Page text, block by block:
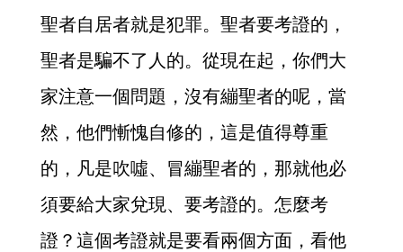
聖者自居者就是犯罪。聖者要考證的，
聖者是騙不了人的。從現在起，你們大
家注意一個問題，沒有繃聖者的呢，當
然，他們慚愧自修的，這是值得尊重
的，凡是吹噓、冒繃聖者的，那就他必
須要給大家兌現、要考證的。怎麼考
證？這個考證就是要看兩個方面，看他